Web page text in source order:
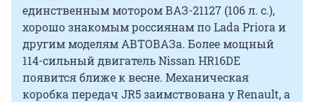
единственным мотором ВАЗ-21127 (106 л. с.),
хорошо знакомым россиянам по Lada Priora и
другим моделям АВТОВАЗа. Более мощный
114-сильный двигатель Nissan HR16DE
появится ближе к весне. Механическая
коробка передач JR5 заимствована у Renault, а